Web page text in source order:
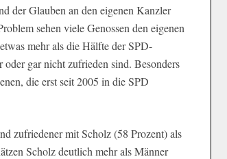
der Glauben an den eigenen Kanzler
sehen viele Genossen den eigenen
mehr als die Hälfte der SPD-
gar nicht zufrieden sind. Besonders
die erst seit 2005 in die SPD
zufriedener mit Scholz (58 Prozent) als
Scholz deutlich mehr als Männer